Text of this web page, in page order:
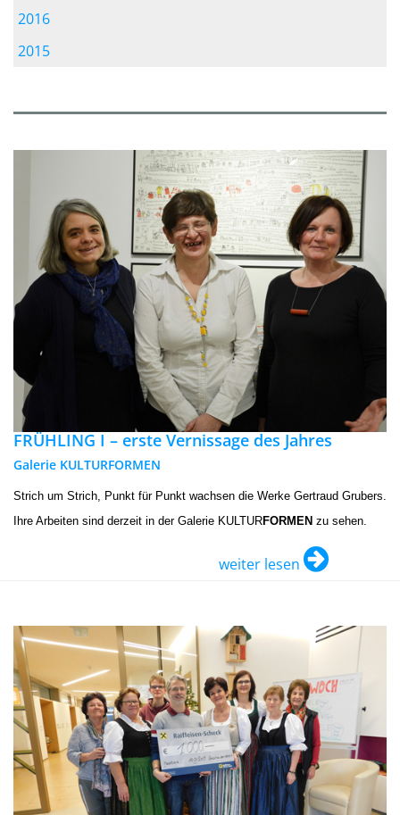
2016
2015
FRÜHLING I – erste Vernissage des Jahres
Galerie KULTURFORMEN
Strich um Strich, Punkt für Punkt wachsen die Werke Gertraud Grubers.
Ihre Arbeiten sind derzeit in der Galerie KULTURFORMEN zu sehen.
weiter lesen